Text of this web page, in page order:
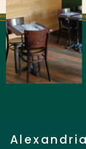
Alexandria